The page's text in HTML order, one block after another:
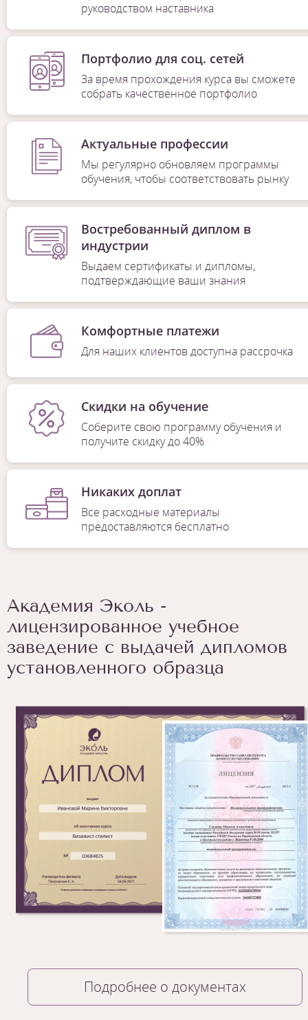
/4
руководством наставника
Портфолио для соц. сетей
За время прохождения курса вы сможете
собрать качественное портфолио
Актуальные профессии
Мы регулярно обновляем программы
обучения, чтобы соответствовать рынку
Востребованный диплом в
индустрии
Выдаем сертификаты и дипломы,
подтверждающие ваши знания
Комфортные платежи
Для наших клиентов доступна рассрочка
Скидки на обучение
Соберите свою программу обучения и
получите скидку до 40%
Никаких доплат
Все расходные материалы
предоставляются бесплатно
Академия Эколь -
лицензированное учебное
заведение с выдачей дипломов
установленного образца
Подробнее о документах